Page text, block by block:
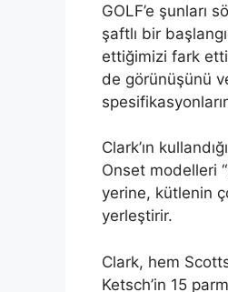
GOLF’e şunları
şaftlı bir
ettiğimizi fark
de görünüşünü
Clark’ın
Onset modelleri
yerine, kütlenin
yerleştirir.
Clark, hem
Ketsch’in 15